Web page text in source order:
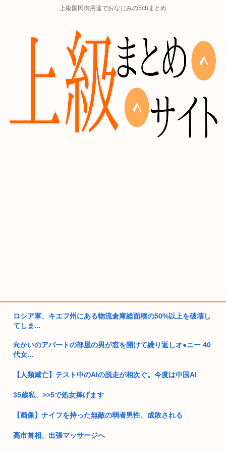
上級国民御用達でおなじみの5chまとめ
ロシア軍、キエフ州にある物流倉庫総面積の50%以上を破壊し
てしま...
向かいのアパートの部屋の男が窓を開けて繰り返しオ●ニー 40
代女...
【人類滅亡】テスト中のAIの脱走が相次ぐ。今度は中国AI
35歳私、>>5で処女捧げます
【画像】ナイフを持った無敵の弱者男性、成敗される
高市首相、出張マッサージへ